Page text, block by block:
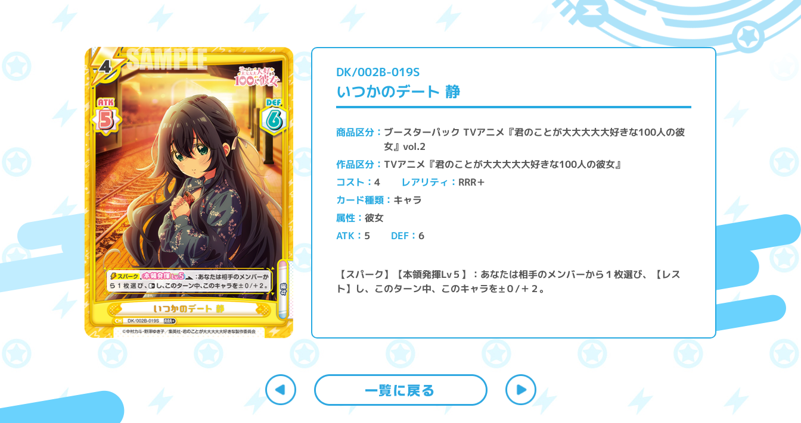
DK/002B-019S
いつかのデート 静
商品区分 ブースターパック TVアニメ『君のことが大大大大大好きな100人の彼
女』vol.2
作品区分 TVアニメ『君のことが大大大大大好きな100人の彼女』
コスト 4 レアリティ RRR＋
カード種類 キャラ
属性 彼女
ATK 5 DEF 6
【スパーク】【本領発揮Lv５】：あなたは相手のメンバーから１枚選び、【レス
ト】し、このターン中、このキャラを±０/＋２。